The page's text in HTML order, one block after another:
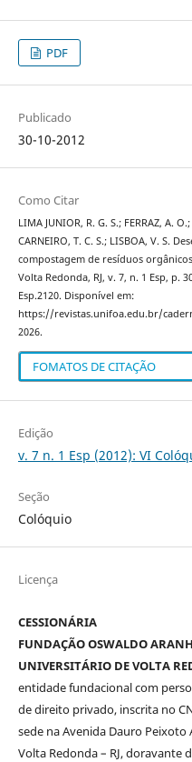
PDF
Publicado
30-10-2012
Como Citar
LIMA JUNIOR, R. G. S.; FERRAZ, A.
CARNEIRO, T. C. S.; LISBOA, V. S.
compostagem de resíduos
Volta Redonda, RJ, v. 7, n. 1 Esp, p.
Esp.2120. Disponível em:
https://revistas.unifoa.edu.br/
2026.
FOMATOS DE CITAÇÃO
Edição
v. 7 n. 1 Esp (2012): VI
Seção
Colóquio
Licença
CESSIONÁRIA
FUNDAÇÃO OSWALDO
UNIVERSITÁRIO DE VOLTA
entidade fundacional com
de direito privado, inscrita no
sede na Avenida Dauro Peixoto
Volta Redonda – RJ, doravante